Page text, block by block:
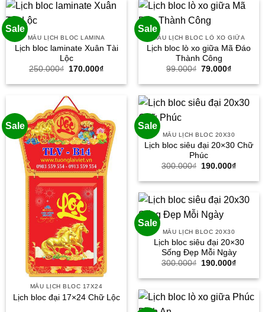
Sale
MẪU LỊCH BLOC LAMINA
Lịch bloc laminate Xuân Tài
Lộc
250.000₫
Giá
là:
170.000₫Giá
tại
170.000₫.
Sale
MẪU LỊCH BLOC LÒ XO GIỮA
Lịch bloc lò xo giữa Mã Đáo
Thành Công
99.000₫ Giá
là:
79.000₫Giá
tại
79.000₫.
Sale
MẪU LỊCH BLOC 17X24
Lịch bloc đại 17×24 Chữ Lộc
Sale
MẪU LỊCH BLOC 20X30
Lịch bloc siêu đại 20×30 Chữ
Phúc
300.000₫
Giá
là:
190.000₫Giá
tại
Sale
MẪU LỊCH BLOC 20X30
Lịch bloc siêu đại 20×30
Sống Đẹp Mỗi Ngày
300.000₫
Giá
là:
190.000₫Giá
tại